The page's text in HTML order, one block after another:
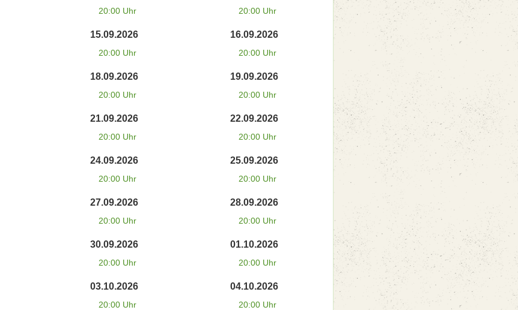
20:00 Uhr 20:00 Uhr
15.09.2026
20:00 Uhr
16.09.2026
20:00 Uhr
18.09.2026
20:00 Uhr
19.09.2026
20:00 Uhr
21.09.2026
20:00 Uhr
22.09.2026
20:00 Uhr
24.09.2026
20:00 Uhr
25.09.2026
20:00 Uhr
27.09.2026
20:00 Uhr
28.09.2026
20:00 Uhr
30.09.2026
20:00 Uhr
01.10.2026
20:00 Uhr
03.10.2026
20:00 Uhr
04.10.2026
20:00 Uhr